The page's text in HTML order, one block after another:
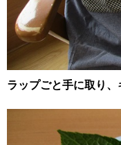
ラップごと手に取り、